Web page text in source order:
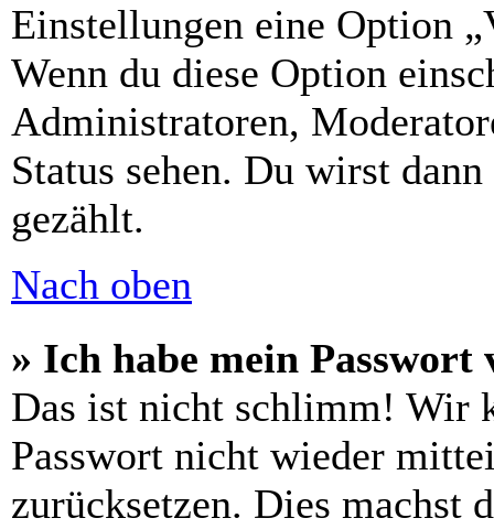
Einstellungen eine Option
Wenn du diese Option
Administratoren,
Status sehen. Du wirst
gezählt.
Nach oben
» Ich habe mein Passwort
Das ist nicht schlimm! Wir
Passwort nicht wieder
zurücksetzen. Dies machst